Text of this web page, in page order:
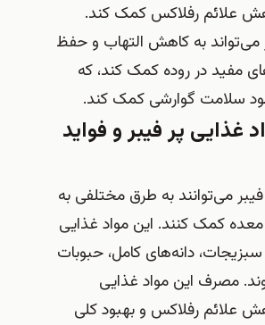
علائم رفلاکس کمک کند.
می‌تواند به کاهش التهاب و حفظ
مفید در روده کمک کند، که
سلامت گوارشی کمک کند.
غذایی پر فیبر و فواید
می‌توانند به طرق مختلفی به
کمک کنند. این مواد غذایی
دانه‌های کامل، حبوبات
مصرف این مواد غذایی
علائم رفلاکس و بهبود کلی